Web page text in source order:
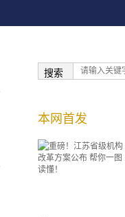
搜索
本网首发